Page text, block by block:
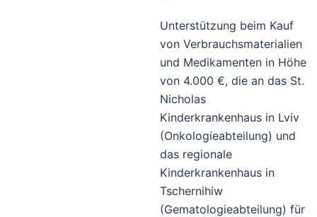
Unterstützung beim Kauf
von Verbrauchsmaterialien
und Medikamenten in Höhe
von 4.000 €, die an das St.
Nicholas
Kinderkrankenhaus in Lviv
(Onkologieabteilung) und
das regionale
Kinderkrankenhaus in
Tschernihiw
(Gematologieabteilung) für